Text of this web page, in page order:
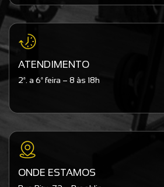
ATENDIMENTO
2ª. a 6ª feira – 8 às 18h
ONDE ESTAMOS